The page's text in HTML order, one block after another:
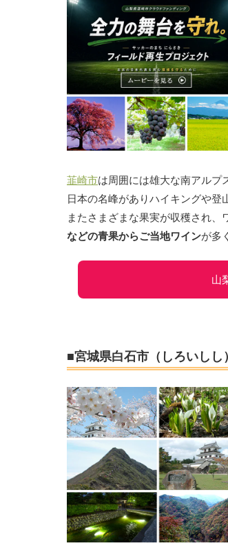
韮崎市は周囲には雄大な南アルプ
日本の名峰がありハイキングや登
またさまざまな果実が収穫され、
などの青果からご当地ワインが多
山
■宮城県白石市（しろいしし）